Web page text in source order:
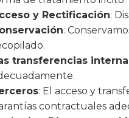
y Rectificación:
:
transferencias
: El acceso y
contractuales